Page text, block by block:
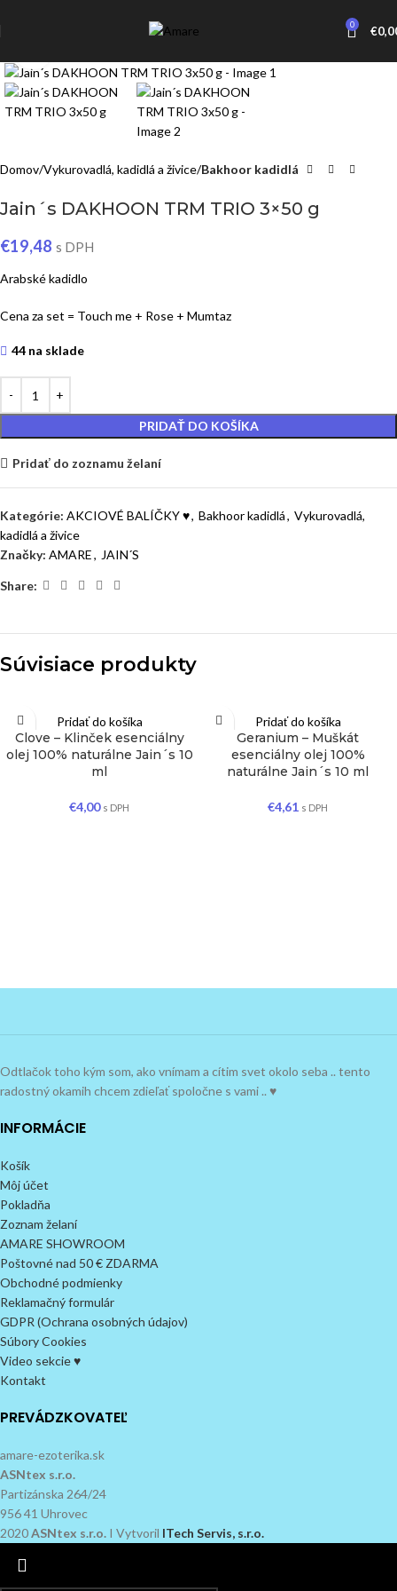
0 €
Domov Vykurovadlá, kadidlá a živice Bakhoor kadidlá
Jain´s DAKHOON TRM TRIO 3×50 g
€19,48 s DPH
Arabské kadidlo
Cena za set = Touch me + Rose + Mumtaz
44 na sklade
PRIDAŤ DO KOŠÍKA
Pridať do zoznamu želaní
Kategórie: AKCIOVÉ BALÍČKY ♥, Bakhoor kadidlá, Vykurovadlá,
kadidlá a živice
Značky: AMARE, JAIN´S
Share:
Súvisiace produkty
Pridať do košíka
Clove – Klinček esenciálny
olej 100% naturálne Jain´s 10
ml
€4,00 s DPH
Pridať do košíka
Geranium – Muškát
esenciálny olej 100%
naturálne Jain´s 10 ml
€4,61 s DPH
Odtlačok toho kým som, ako vnímam a cítim svet okolo seba .. tento
radostný okamih chcem zdieľať spoločne s vami .. ♥
INFORMÁCIE
Košík
Môj účet
Pokladňa
Zoznam želaní
AMARE SHOWROOM
Poštovné nad 50 € ZDARMA
Obchodné podmienky
Reklamačný formulár
GDPR (Ochrana osobných údajov)
Súbory Cookies
Video sekcie ♥
Kontakt
PREVÁDZKOVATEĽ
amare-ezoterika.sk
ASNtex s.r.o.
Partizánska 264/24
956 41 Uhrovec
2020ASNtex s.r.o. I Vytvoril ITech Servis, s.r.o.